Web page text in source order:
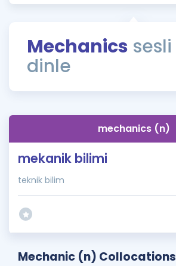
Rehberlik Aracı
ÖSYM Sınav Takvimi
İngilizce Gramer
Mechanics sesli
dinle
mechanics (n)
mekanik bilimi
teknik bilim
Mechanic (n) Collocations